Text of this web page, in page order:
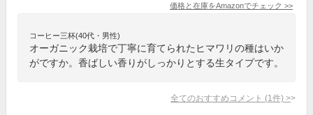
価格と在庫をAmazonでチェック >>
コーヒー三杯(40代・男性)
オーガニック栽培で丁寧に育てられたヒマワリの種はいか
がですか。香ばしい香りがしっかりとする生タイプです。
全てのおすすめコメント (1 件) >